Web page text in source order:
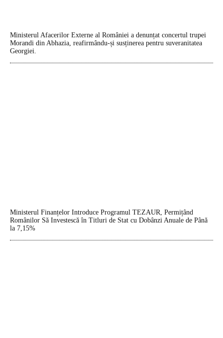
Ministerul Afacerilor Externe al României a denunțat concertul trupei
Morandi din Abhazia, reafirmându-și susținerea pentru suveranitatea
Georgiei.
Ministerul Finanțelor Introduce Programul TEZAUR, Permițând
Românilor Să Investescă în Titluri de Stat cu Dobânzi Anuale de Până
la 7,15%